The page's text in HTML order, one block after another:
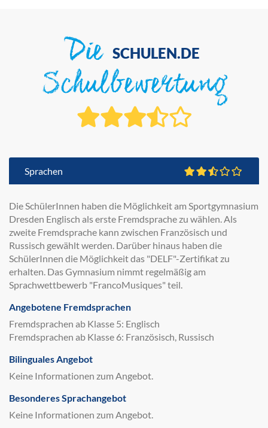
Die SCHULEN.DE
Schulbewertung
Sprachen
Die SchülerInnen haben die Möglichkeit am Sportgymnasium
Dresden Englisch als erste Fremdsprache zu wählen. Als
zweite Fremdsprache kann zwischen Französisch und
Russisch gewählt werden. Darüber hinaus haben die
SchülerInnen die Möglichkeit das "DELF"-Zertifikat zu
erhalten. Das Gymnasium nimmt regelmäßig am
Sprachwettbewerb "FrancoMusiques" teil.
Angebotene Fremdsprachen
Fremdsprachen ab Klasse 5: Englisch
Fremdsprachen ab Klasse 6: Französisch, Russisch
Bilinguales Angebot
Keine Informationen zum Angebot.
Besonderes Sprachangebot
Keine Informationen zum Angebot.